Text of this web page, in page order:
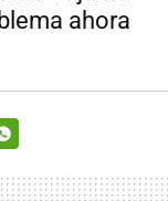
ahora